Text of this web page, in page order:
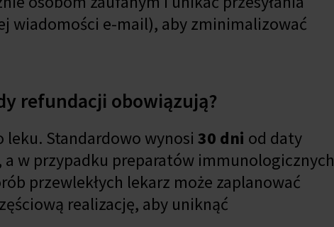
wiadomości e-mail), aby zminimalizować
refundacji obowiązują?
leku. Standardowo wynosi 30 dni od daty
a w przypadku preparatów immunologicznych
przewlekłych lekarz może zaplanować
realizację, aby uniknąć